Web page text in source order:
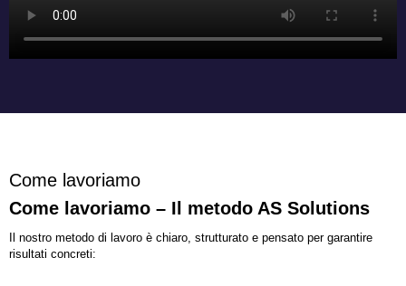
Come lavoriamo
Come lavoriamo – Il metodo AS Solutions
Il nostro metodo di lavoro è chiaro, strutturato e pensato per garantire
risultati concreti: